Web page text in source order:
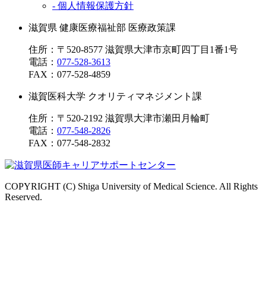
- 個人情報保護方針
滋賀県 健康医療福祉部 医療政策課
住所：〒520-8577 滋賀県大津市京町四丁目1番1号
電話： 077-528-3613
FAX： 077-528-4859
滋賀医科大学 クオリティマネジメント課
住所：〒520-2192 滋賀県大津市瀬田月輪町
電話： 077-548-2826
FAX： 077-548-2832
COPYRIGHT (C) Shiga University of Medical Science. All Rights
Reserved.